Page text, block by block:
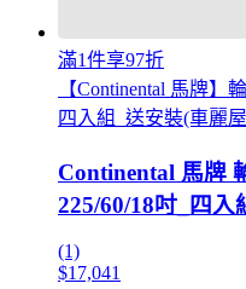
滿1件享97折
【Continental 馬牌】
四入組_送安裝(車麗
Continental 馬牌
225/60/18吋_四入
(1)
$17,041